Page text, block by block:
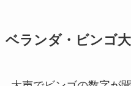
ベランダ・ビンゴ